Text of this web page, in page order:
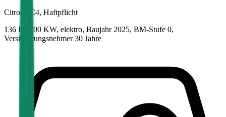
Citroën C4, Haftpflicht
136 PS/100 KW, elektro, Baujahr 2025, BM-Stufe 0,
Versicherungsnehmer 30 Jahre